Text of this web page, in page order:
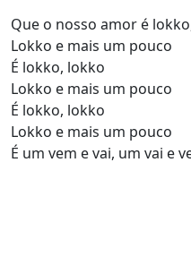
Que o nosso amor é
Lokko e mais um pouco
É lokko, lokko
Lokko e mais um pouco
É lokko, lokko
Lokko e mais um pouco
É um vem e vai, um vai e